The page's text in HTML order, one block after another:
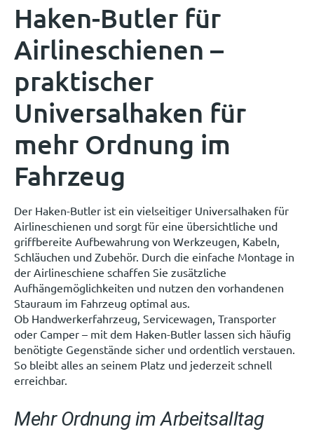
Haken-Butler für
Airlineschienen –
praktischer
Universalhaken für
mehr Ordnung im
Fahrzeug
Der Haken-Butler ist ein vielseitiger Universalhaken für
Airlineschienen und sorgt für eine übersichtliche und
griffbereite Aufbewahrung von Werkzeugen, Kabeln,
Schläuchen und Zubehör. Durch die einfache Montage in
der Airlineschiene schaffen Sie zusätzliche
Aufhängemöglichkeiten und nutzen den vorhandenen
Stauraum im Fahrzeug optimal aus.
Ob Handwerkerfahrzeug, Servicewagen, Transporter
oder Camper – mit dem Haken-Butler lassen sich häufig
benötigte Gegenstände sicher und ordentlich verstauen.
So bleibt alles an seinem Platz und jederzeit schnell
erreichbar.
Mehr Ordnung im Arbeitsalltag